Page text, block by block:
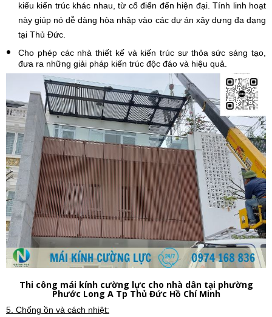
kiểu kiến trúc khác nhau, từ cổ điển đến hiện đại. Tính linh hoạt
này giúp nó dễ dàng hòa nhập vào các dự án xây dựng đa dạng
tại Thủ Đức.
Cho phép các nhà thiết kế và kiến trúc sư thỏa sức sáng tạo,
đưa ra những giải pháp kiến trúc độc đáo và hiệu quả.
Thi công mái kính cường lực cho nhà dân tại phường
Phước Long A Tp Thủ Đức Hồ Chí Minh
5. Chống ồn và cách nhiệt: